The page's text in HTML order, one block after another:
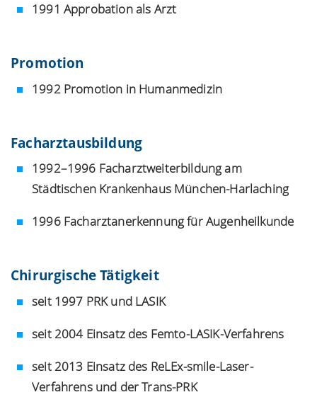
1991 Approbation als Arzt
Promotion
1992 Promotion in Humanmedizin
Facharztausbildung
1992–1996 Facharztweiterbildung am
Städtischen Krankenhaus München-Harlaching
1996 Facharztanerkennung für Augenheilkunde
Chirurgische Tätigkeit
seit 1997 PRK und LASIK
seit 2004 Einsatz des Femto-LASIK-Verfahrens
seit 2013 Einsatz des ReLEx-smile-Laser-
Verfahrens und der Trans-PRK